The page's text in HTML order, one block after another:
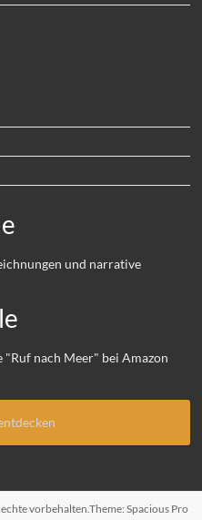
und narrative
"Ruf nach Meer" bei Amazon
vorbehalten.Theme: Spacious Pro